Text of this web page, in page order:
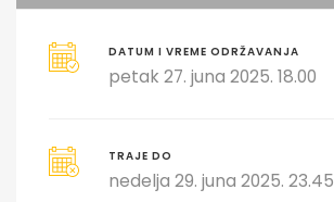
DATUM I VREME ODRŽAVANJA
petak 27. juna 2025. 18.00
TRAJE DO
nedelja 29. juna 2025. 23.45